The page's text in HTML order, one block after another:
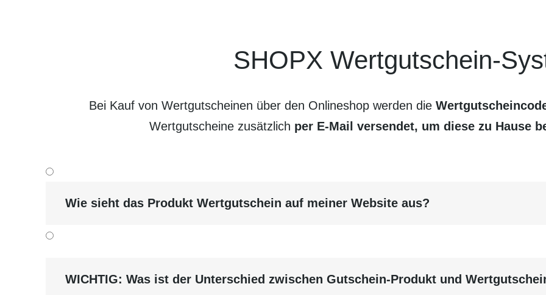
SHOPX Wertgutschein-
Bei Kauf von Wertgutscheinen über den Online­shop werden die
Wertgutscheine zusätzlich per E-Mail versendet, um diese zu Hause
Wie sieht das Produkt Wertgutschein auf meiner Website aus?
WICHTIG: Was ist der Unterschied zwischen Gutschein-Produkt und